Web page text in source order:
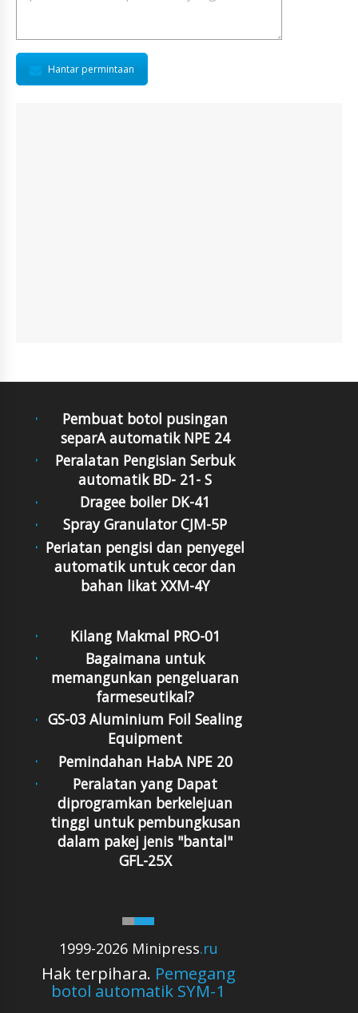
Hantar permintaan
Pembuat botol pusingan
separA automatik NPE 24
Peralatan Pengisian Serbuk
automatik BD- 21- S
Dragee boiler DK-41
Spray Granulator CJM-5P
Periatan pengisi dan penyegel
automatik untuk cecor dan
bahan likat XXM-4Y
1999-2026 Minipress.ru
Hak terpihara. Pemegang
botol automatik SYM-1
Kilang Makmal PRO-01
Bagaimana untuk
memangunkan pengeluaran
farmeseutikal?
GS-03 Aluminium Foil Sealing
Equipment
Pemindahan HabA NPE 20
Peralatan yang Dapat
diprogramkan berkelejuan
tinggi untuk pembungkusan
dalam pakej jenis "bantal"
GFL-25X